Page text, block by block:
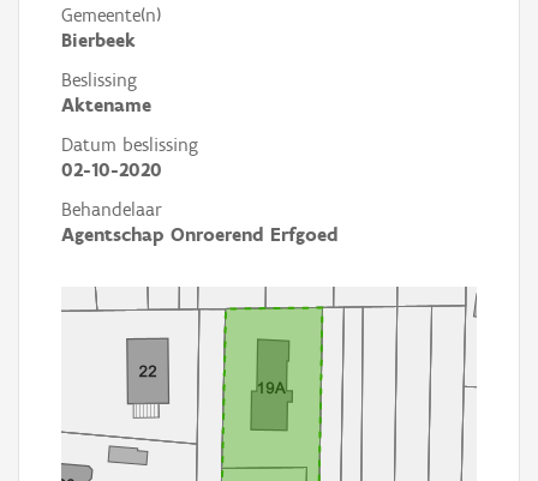
Gemeente(n)
Bierbeek
Beslissing
Aktename
Datum beslissing
02-10-2020
Behandelaar
Agentschap Onroerend Erfgoed